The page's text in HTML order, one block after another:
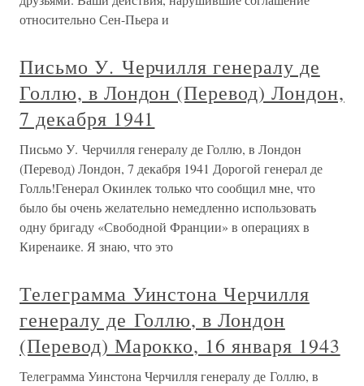
относительно Сен-Пьера и
Письмо У. Черчилля генералу де
Голлю, в Лондон (Перевод) Лондон,
7 декабря 1941
Письмо У. Черчилля генералу де Голлю, в Лондон
(Перевод) Лондон, 7 декабря 1941 Дорогой генерал де
Голль!Генерал Окинлек только что сообщил мне, что
было бы очень желательно немедленно использовать
одну бригаду «Свободной Франции» в операциях в
Киренаике. Я знаю, что это
Телеграмма Уинстона Черчилля
генералу де Голлю, в Лондон
(Перевод) Марокко, 16 января 1943
Телеграмма Уинстона Черчилля генералу де Голлю, в